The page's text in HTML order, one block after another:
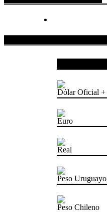
Dólar Oficial +
Euro
Real
Peso Uruguayo
Peso Chileno